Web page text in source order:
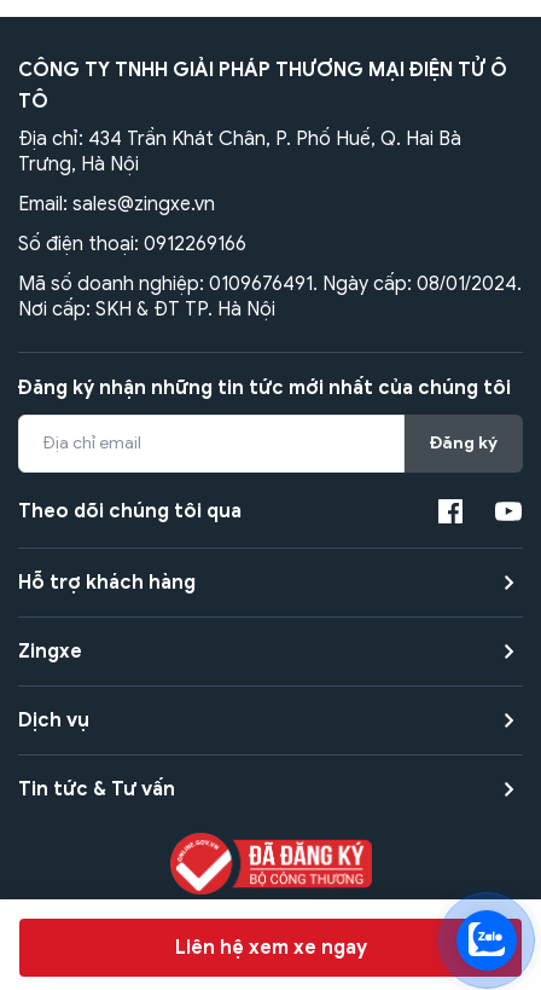
Chat hỗ trợ
Liên hệ xem xe ngay
CÔNG TY TNHH GIẢI PHÁP THƯƠNG MẠI ĐIỆN TỬ Ô
TÔ
Địa chỉ: 434 Trần Khát Chân, P. Phố Huế, Q. Hai Bà
Trưng, Hà Nội
Email: sales@zingxe.vn
Số điện thoại: 0912269166
Mã số doanh nghiệp: 0109676491. Ngày cấp: 08/01/2024.
Nơi cấp: SKH & ĐT TP. Hà Nội
Đăng ký nhận những tin tức mới nhất của chúng tôi
Đăng ký
Theo dõi chúng tôi qua
Hỗ trợ khách hàng
Zingxe
Dịch vụ
Tin tức & Tư vấn
Bảo mật quyền riêng tư
Điều khoản sử dụng